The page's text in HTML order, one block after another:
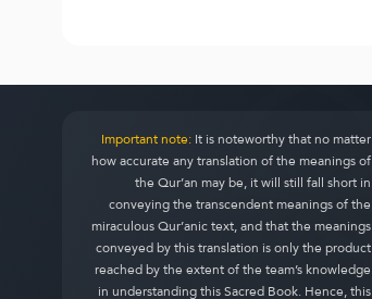
Important note:It is noteworthy that no matter
how accurate any translation of the meanings of
the Qur’an may be, it will still fall short in
conveying the transcendent meanings of the
miraculous Qur’anic text, and that the meanings
conveyed by this translation is only the product
reached by the extent of the team’s knowledge
in understanding this Sacred Book. Hence, this